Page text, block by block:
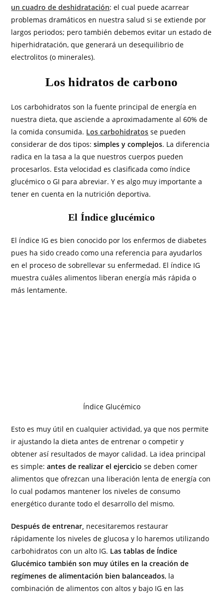
un cuadro de deshidratación: el cual puede acarrear
problemas dramáticos en nuestra salud si se extiende por
largos periodos; pero también debemos evitar un estado de
hiperhidratación, que generará un desequilibrio de
electrolitos (o minerales).
Los hidratos de carbono
Los carbohidratos son la fuente principal de energía en
nuestra dieta, que asciende a aproximadamente al 60% de
la comida consumida. Los carbohidratos se pueden
considerar de dos tipos:simples y complejos. La diferencia
radica en la tasa a la que nuestros cuerpos pueden
procesarlos. Esta velocidad es clasificada como índice
glucémico o GI para abreviar. Y es algo muy importante a
tener en cuenta en la nutrición deportiva.
El Índice glucémico
El índice IG es bien conocido por los enfermos de diabetes
pues ha sido creado como una referencia para ayudarlos
en el proceso de sobrellevar su enfermedad. El índice IG
muestra cuáles alimentos liberan energía más rápida o
más lentamente.
Índice Glucémico
Esto es muy útil en cualquier actividad, ya que nos permite
ir ajustando la dieta antes de entrenar o competir y
obtener así resultados de mayor calidad. La idea principal
es simple: antes de realizar el ejerciciose deben comer
alimentos que ofrezcan una liberación lenta de energía con
lo cual podamos mantener los niveles de consumo
energético durante todo el desarrollo del mismo.
Después de entrenar, necesitaremos restaurar
rápidamente los niveles de glucosa y lo haremos utilizando
carbohidratos con un alto IG. Las tablas de Índice
Glucémico también son muy útiles en la creación de
regímenes de alimentación bien balanceados, la
combinación de alimentos con altos y bajo IG en las